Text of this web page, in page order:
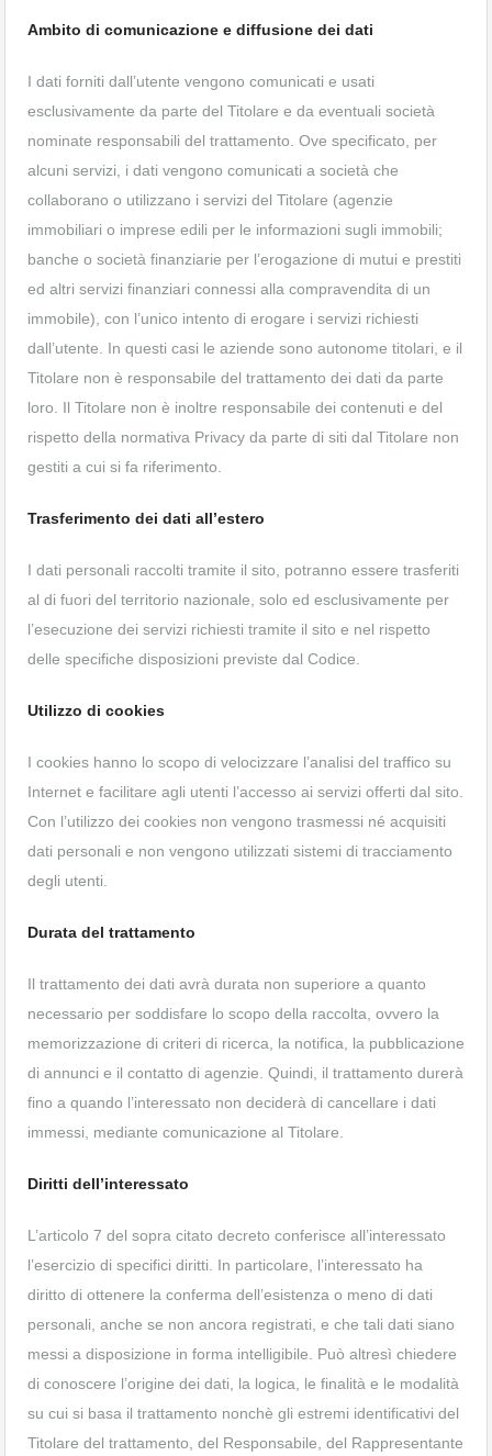
Ambito di comunicazione e diffusione dei dati
I dati forniti dall’utente vengono comunicati e usati
esclusivamente da parte del Titolare e da eventuali società
nominate responsabili del trattamento. Ove specificato, per
alcuni servizi, i dati vengono comunicati a società che
collaborano o utilizzano i servizi del Titolare (agenzie
immobiliari o imprese edili per le informazioni sugli immobili;
banche o società finanziarie per l’erogazione di mutui e prestiti
ed altri servizi finanziari connessi alla compravendita di un
immobile), con l’unico intento di erogare i servizi richiesti
dall’utente. In questi casi le aziende sono autonome titolari, e il
Titolare non è responsabile del trattamento dei dati da parte
loro. Il Titolare non è inoltre responsabile dei contenuti e del
rispetto della normativa Privacy da parte di siti dal Titolare non
gestiti a cui si fa riferimento.
Trasferimento dei dati all’estero
I dati personali raccolti tramite il sito, potranno essere trasferiti
al di fuori del territorio nazionale, solo ed esclusivamente per
l’esecuzione dei servizi richiesti tramite il sito e nel rispetto
delle specifiche disposizioni previste dal Codice.
Utilizzo di cookies
I cookies hanno lo scopo di velocizzare l’analisi del traffico su
Internet e facilitare agli utenti l’accesso ai servizi offerti dal sito.
Con l’utilizzo dei cookies non vengono trasmessi né acquisiti
dati personali e non vengono utilizzati sistemi di tracciamento
degli utenti.
Durata del trattamento
Il trattamento dei dati avrà durata non superiore a quanto
necessario per soddisfare lo scopo della raccolta, ovvero la
memorizzazione di criteri di ricerca, la notifica, la pubblicazione
di annunci e il contatto di agenzie. Quindi, il trattamento durerà
fino a quando l’interessato non deciderà di cancellare i dati
immessi, mediante comunicazione al Titolare.
Diritti dell’interessato
L’articolo 7 del sopra citato decreto conferisce all’interessato
l’esercizio di specifici diritti. In particolare, l’interessato ha
diritto di ottenere la conferma dell’esistenza o meno di dati
personali, anche se non ancora registrati, e che tali dati siano
messi a disposizione in forma intelligibile. Può altresì chiedere
di conoscere l’origine dei dati, la logica, le finalità e le modalità
su cui si basa il trattamento nonchè gli estremi identificativi del
Titolare del trattamento, del Responsabile, del Rappresentante